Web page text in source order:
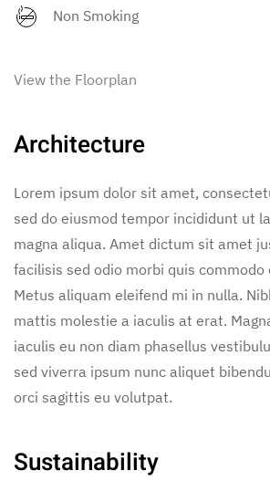
Non Smoking
View the Floorplan
Architecture
Lorem ipsum dolor sit amet,
sed do eiusmod tempor incididunt ut
magna aliqua. Amet dictum sit amet
facilisis sed odio morbi quis commodo
Metus aliquam eleifend mi in nulla.
mattis molestie a iaculis at erat.
iaculis eu non diam phasellus
sed viverra ipsum nunc aliquet
orci sagittis eu volutpat.
Sustainability